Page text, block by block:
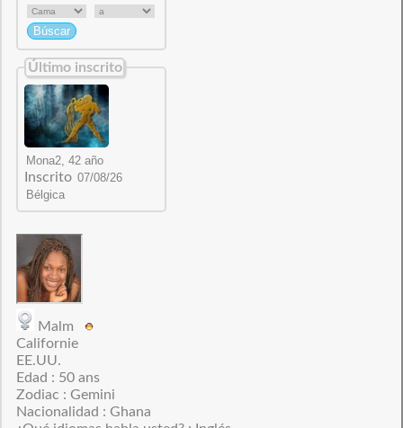
Último inscrito
Inscrito
Malm
Californie
EE.UU.
Edad : 50 ans
Zodiac : Gemini
Nacionalidad : Ghana